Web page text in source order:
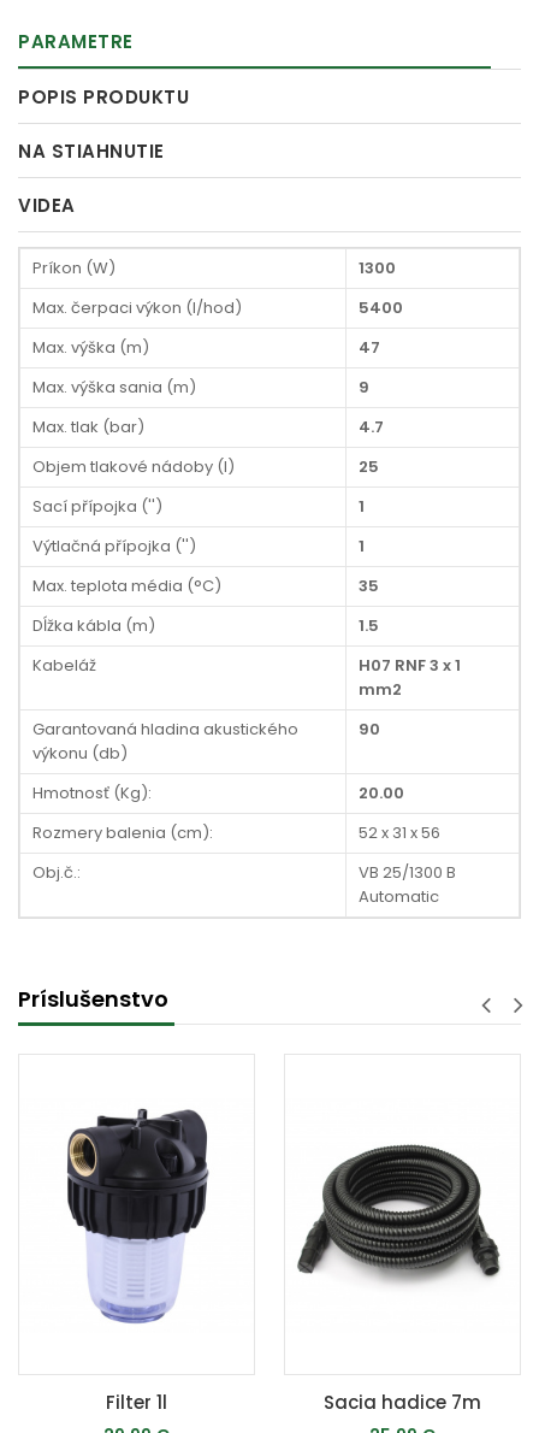
PARAMETRE
POPIS PRODUKTU
NA STIAHNUTIE
VIDEA
Príkon (W)
1300
Max. čerpaci výkon (l/hod)
5400
Max. výška (m)
47
Max. výška sania (m)
9
Max. tlak (bar)
4.7
Objem tlakové nádoby (l)
25
Sací přípojka ('')
1
Výtlačná přípojka ('')
1
Max. teplota média (°C)
35
Dĺžka kábla (m)
1.5
Kabeláž
H07 RNF 3 x 1
mm2
Garantovaná hladina akustického
výkonu (db)
90
Hmotnosť (Kg):
20.00
Rozmery balenia (cm):
52 x 31 x 56
Obj.č.:
VB 25/1300 B
Automatic
Príslušenstvo
Filter 1l Sacia hadice 7m